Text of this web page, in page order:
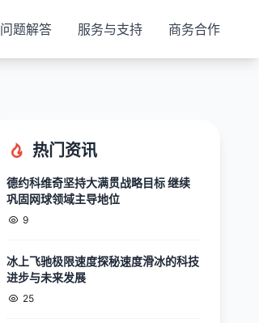
问题解答 服务与支持 商务合作
热门资讯
德约科维奇坚持大满贯战略目标 继续
巩固网球领域主导地位
9
冰上飞驰极限速度探秘速度滑冰的科技
进步与未来发展
25